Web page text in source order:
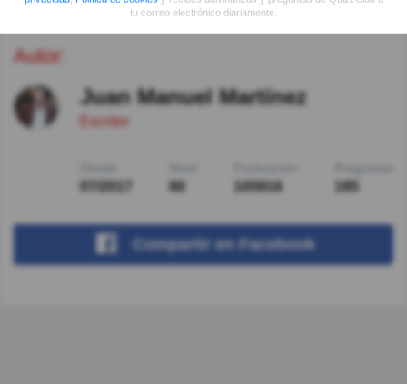
Autor:
Juan Manuel Martínez
Escritor
80 105916 185
Compartir en Facebook
tu correo electrónico diariamente.